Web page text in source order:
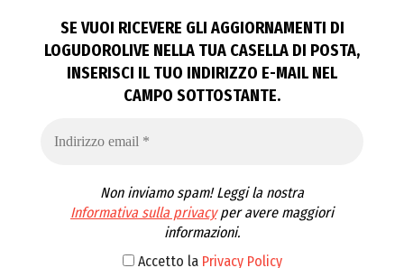
SE VUOI RICEVERE GLI AGGIORNAMENTI DI
LOGUDOROLIVE NELLA TUA CASELLA DI POSTA,
INSERISCI IL TUO INDIRIZZO E-MAIL NEL
CAMPO SOTTOSTANTE.
Non inviamo spam! Leggi la nostra
Informativa sulla privacyper avere maggiori
informazioni.
Accetto la Privacy Policy